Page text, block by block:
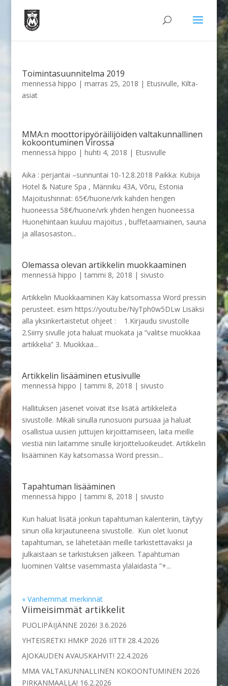
Toimintasuunnitelma 2019
mennessä hippo | marras 25, 2018 | Etusivulle, Kilta-
asiat
MMA:n moottoripyöräilijöiden valtakunnallinen
kokoontuminen Virossa
mennessä hippo | huhti 4, 2018 | Etusivulle
Aika : perjantai –sunnuntai 10-12.8.2018 Paikka: Kubija
Hotel & Nature Spa , Männiku 43A, Võru, Estonia
Majoitushinnat: 65€/huone/vrk kahden hengen
huoneessa 58€/huone/vrk yhden hengen huoneessa
Huonehintaan kuuluu majoitus , buffetaamiainen, sauna
ja allasosaston...
Olemassa olevan artikkelin muokkaaminen
mennessä hippo |tammi 8, 2018 | sivusto
Artikkelin Muokkaaminen Käy katsomassa Word pressin
perusteet. esim https://youtu.be/NyTph0w5DLw Lisäksi
alla yksinkertaistetut ohjeet : 1.Kirjaudu sivustolle
2.Siirry sivulle jota haluat muokata ja ”valitse muokkaa
artikkelia” 3. Muokkaa...
Artikkelin lisääminen etusivulle
mennessä hippo |tammi 8, 2018 | sivusto
Hallituksen jäsenet voivat itse lisätä artikkeleita
sivustolle. Mikäli sinulla runosuoni pursuaa ja haluat
osallistua uusien juttujen kirjoittamiseen, laita meille
viestiä niin laitamme sinulle kirjoitteluoikeudet. Artikkelin
lisääminen Käy katsomassa Word pressin...
Tapahtuman lisääminen
mennessä hippo |tammi 8, 2018 | sivusto
Kun haluat lisätä jonkun tapahtuman kalenteriin, täytyy
sinun olla kirjautuneena sivustolle. Kun olet luonut
tapahtuman, se lähetetään meille tarkistettavaksi ja
julkaistaan se tarkistuksen jälkeen. Tapahtuman
luominen Valitse vasemmasta ylälaidasta ”+...
« Vanhemmat merkinnät
Viimeisimmät artikkelit
PUOLIPÄIJÄNNE 2026! 3.6.2026
YHTEISRETKI HMKP 2026 IITTI! 28.4.2026
AJOKAUDEN AVAUSKAHVIT! 22.4.2026
MMA VALTAKUNNALLINEN KOKOONTUMINEN 2026
PIRKANMAALLA! 16.2.2026